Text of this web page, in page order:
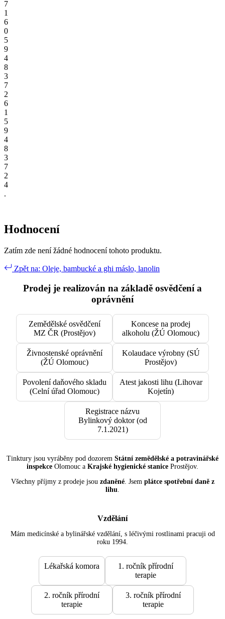
7
1
6
0
5
9
4
8
3
7
2
6
1
5
9
4
8
3
7
2
4
.
Hodnocení
Zatím zde není žádné hodnocení tohoto produktu.
Zpět na: Oleje, bambucké a ghi máslo, lanolin
Prodej je realizován na základě osvědčení a
oprávnění
Zemědělské osvědčení
MZ ČR (Prostějov)
Koncese na prodej
alkoholu (ŽÚ Olomouc)
Živnostenské oprávnění
(ŽÚ Olomouc)
Kolaudace výrobny (SÚ
Prostějov)
Povolení daňového skladu
(Celní úřad Olomouc)
Atest jakosti lihu (Lihovar
Kojetín)
Registrace názvu
Bylinkový doktor (od
7.1.2021)
Tinktury jsou vyráběny pod dozorem Státní zemědělské a potravinářské
inspekce Olomouc a Krajské hygienické stanice Prostějov.
Všechny příjmy z prodeje jsou zdaněné. Jsem plátce spotřební daně z
lihu.
Vzdělání
Mám medicínské a bylinářské vzdělání, s léčivými rostlinami pracuji od
roku 1994.
Lékařská komora
1. ročník přírodní
terapie
2. ročník přírodní
terapie
3. ročník přírodní
terapie